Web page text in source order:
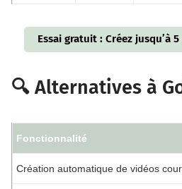
Essai gratuit : Créez jusqu’à
🔍 Alternatives à
Fonctionnalité
Création automatique de vidéos